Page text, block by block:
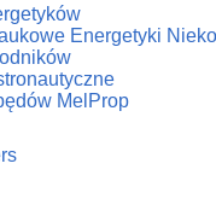
Energetyki
MelProp